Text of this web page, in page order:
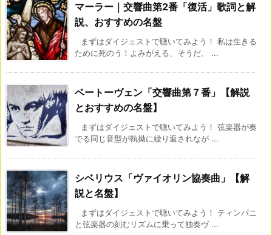
マーラー｜交響曲第2番「復活」歌詞と解
説、おすすめの名盤
まずはダイジェストで聴いてみよう！ 私は生きる
ために死のう！よみがえる、そうだ、 ...
ベートーヴェン「交響曲第７番」【解説
とおすすめの名盤】
まずはダイジェストで聴いてみよう！ 弦楽器が奏
でる同じ音型が執拗に繰り返されなが ...
シベリウス「ヴァイオリン協奏曲」【解
説と名盤】
まずはダイジェストで聴いてみよう！ ティンパニ
と弦楽器の刻むリズムに乗って独奏ヴ ...